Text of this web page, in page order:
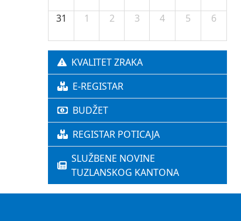
31 1 2 3 4 5 6
KVALITET ZRAKA
E-REGISTAR
BUDŽET
REGISTAR POTICAJA
SLUŽBENE NOVINE
TUZLANSKOG KANTONA